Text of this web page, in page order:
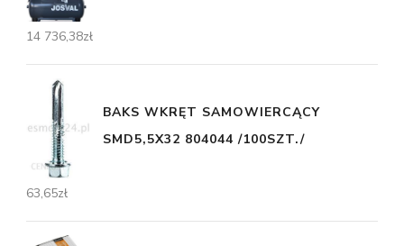
14 736,38zł
BAKS WKRĘT SAMOWIERCĄCY
SMD5,5X32 804044 /100SZT./
63,65zł